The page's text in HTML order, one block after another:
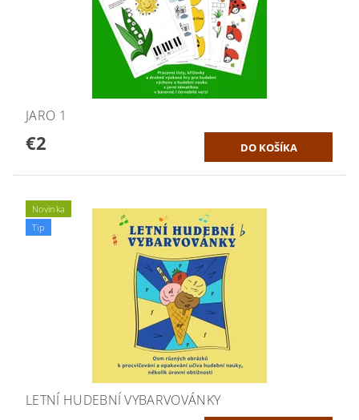
JARO 1
€2
Novinka
Tip
LETNÍ HUDEBNÍ VYBARVOVÁNKY